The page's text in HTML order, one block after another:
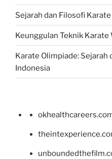
Sejarah dan Filosofi
Keunggulan Teknik Karate
Karate Olimpiade: Sejarah
Indonesia